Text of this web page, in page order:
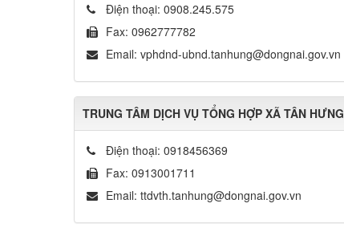
Điện thoại: 0908.245.575
Fax: 0962777782
Email: vphdnd-ubnd.tanhung@dongnai.gov.vn
TRUNG TÂM DỊCH VỤ TỔNG HỢP XÃ TÂN HƯNG
Điện thoại: 0918456369
Fax: 0913001711
Email: ttdvth.tanhung@dongnai.gov.vn